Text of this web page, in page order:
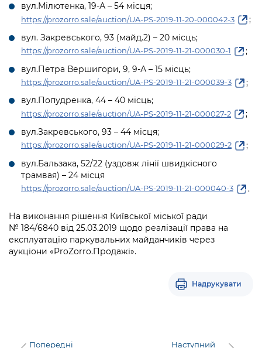
Безбар'єрність
Київська міська військова адміністрація
Важливе під час воєнного стану
вул.Мілютенка, 19-А – 54 місця;
https://prozorro.sale/auction/UA-PS-2019-11-20-000042-3
;
вул. Закревського, 93 (майд.2) – 20 місць;
https://prozorro.sale/auction/UA-PS-2019-11-21-000030-1
;
вул.Петра Вершигори, 9, 9-А – 15 місць;
https://prozorro.sale/auction/UA-PS-2019-11-21-000039-3
;
вул.Попудренка, 44 – 40 місць;
https://prozorro.sale/auction/UA-PS-2019-11-21-000027-2
;
вул.Закревського, 93 – 44 місця;
https://prozorro.sale/auction/UA-PS-2019-11-21-000029-2
;
вул.Бальзака, 52/22 (уздовж лінії швидкісного
трамвая) – 24 місця
https://prozorro.sale/auction/UA-PS-2019-11-21-000040-3 .
На виконання рішення Київської міської ради
№ 184/6840 від 25.03.2019 щодо реалізації права на
експлуатацію паркувальних майданчиків через
аукціони «ProZorro.Продажі».
Надрукувати
Попередні
Наступний